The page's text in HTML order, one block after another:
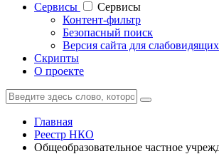
Cервисы
Cервисы
Контент-фильтр
Безопасный поиск
Версия сайта для слабовидящих
Скрипты
О проекте
Главная
Реестр НКО
Общеобразовательное частное